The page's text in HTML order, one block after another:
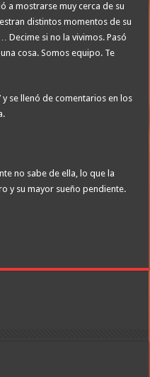
a mostrarse muy cerca de su
distintos momentos de su
Decime si no la vivimos. Pasó
cosa. Somos equipo. Te
y se llenó de comentarios en los
no sabe de ella, lo que la
y su mayor sueño pendiente.